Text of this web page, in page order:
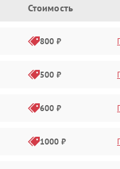
Стоимость
800 ₽
500 ₽
600 ₽
1000 ₽